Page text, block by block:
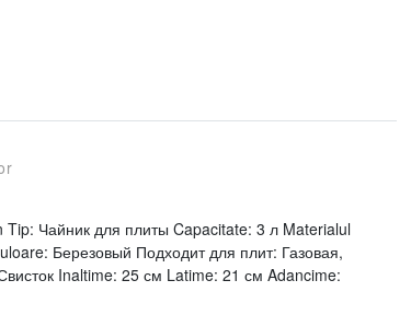
Чайник для плиты Capacitate: 3 л Materialul
Березовый Подходит для плит: Газовая,
Inaltime: 25 см Latime: 21 см Adancime: